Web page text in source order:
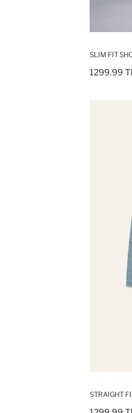
SLIM FIT
1299.99
STRAIGHT